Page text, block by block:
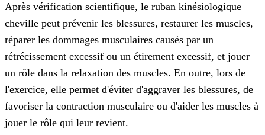
Après vérification scientifique, le ruban kinésiologique
cheville peut prévenir les blessures, restaurer les muscles,
réparer les dommages musculaires causés par un
rétrécissement excessif ou un étirement excessif, et jouer
un rôle dans la relaxation des muscles. En outre, lors de
l'exercice, elle permet d'éviter d'aggraver les blessures, de
favoriser la contraction musculaire ou d'aider les muscles à
jouer le rôle qui leur revient.